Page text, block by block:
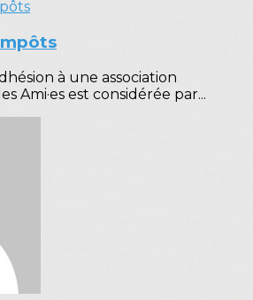
à une association
Ami·es est considérée par...